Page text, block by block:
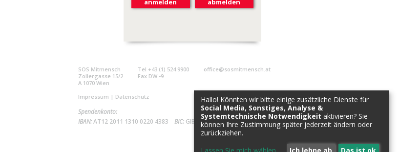
SOS Mitmensch
Zollergasse 15/2
A 1070 Wien
Tel +43 (1) 524 9900
Fax DW -9
office@sosmitmensch.at
Impressum | Datenschutz
Spendenkonto:
IBAN:AT12 2011 1310 0220 4383 BIC: GIBAATWWXXX
Hallo! Könnten wir bitte einige zusätzliche Dienste für
Social Media, Sonstiges, Analyse &
Systemtechnische Notwendigkeit aktivieren? Sie
können Ihre Zustimmung später jederzeit ändern oder
zurückziehen.